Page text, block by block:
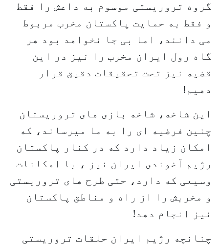
گروه تروریستی موسوم به داعش را فقط
و فقط به حمایت پاکستان مخرب مربوط
می دانند، اما بی جا نخواهد بود هر
گاه رول ایران مخرب را نیز در این
قضیه نیز تحت تحقیقات دقیق قرار
دهیم!
این شاخه، شاخه بازی های تروریستان
چنین فرضیه ای را به ما میرساند، که
امکان زیاد دارد که در کنار پاکستان
رژیم آخوندی ایران نیز ، با امکانات
وسیعی که دارد، حتی طرح های تروریستی
و مخربش را از راه و مناطق پاکستان
نیز انجام دهد!
چنانچه رژیم ایران حلقات تروریستی